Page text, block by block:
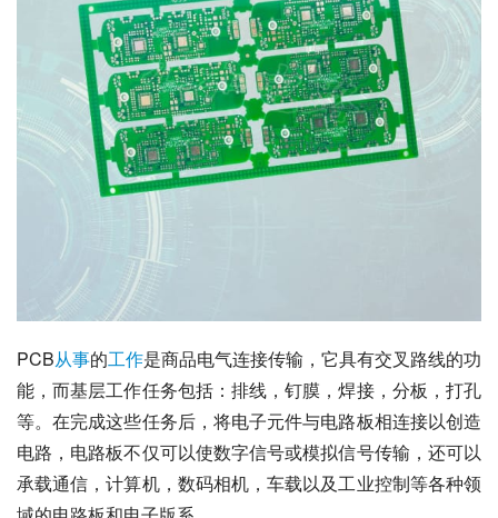
PCB从事的工作是商品电气连接传输，它具有交叉路线的功
能，而基层工作任务包括：排线，钉膜，焊接，分板，打孔
等。在完成这些任务后，将电子元件与电路板相连接以创造
电路，电路板不仅可以使数字信号或模拟信号传输，还可以
承载通信，计算机，数码相机，车载以及工业控制等各种领